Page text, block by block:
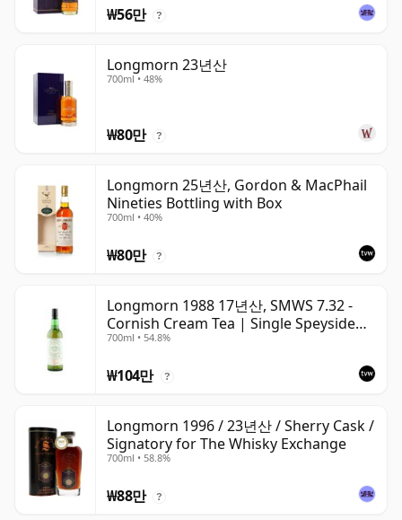
₩56만 ?
Longmorn 23년산
700ml • 48%
₩80만 ?
Longmorn 25년산, Gordon & MacPhail
Nineties Bottling with Box
700ml • 40%
₩80만 ?
Longmorn 1988 17년산, SMWS 7.32 -
Cornish Cream Tea | Single Speyside
Malt Whisky | 54.8% | 70cl | The
700ml • 54.8%
₩104만 ?
Longmorn 1996 / 23년산 / Sherry Cask /
Signatory for The Whisky Exchange
700ml • 58.8%
₩88만 ?